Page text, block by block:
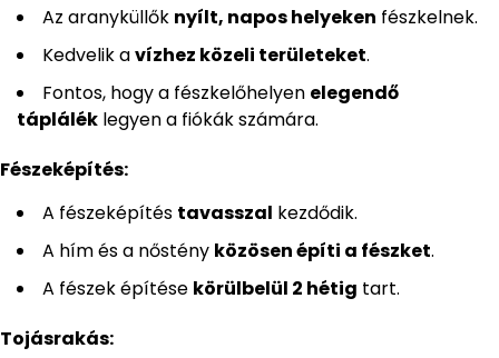
Az aranyküllők nyílt, napos helyeken fészkelnek.
Kedvelik avízhez közeli területeket.
Fontos, hogy a fészkelőhelyen elegendő
táplálék legyen a fiókák számára.
Fészeképítés:
A fészeképítés tavasszal kezdődik.
A hím és a nőstény közösen építi a fészket.
A fészek építése körülbelül 2 hétig tart.
Tojásrakás: